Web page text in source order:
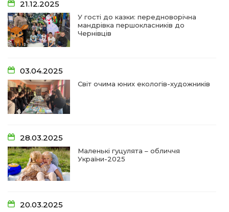
13:30
06 лип
Від прикордонної застави до Донбасу:
14:18
01 лип
09:31
28 чер
Творчі підсумки юних художників
09:28
28 чер
Довгопільський рок заради благодійності
09:20
28 чер
Проза Людмили Охріменко: про те, що і гріє, і
болить…
14:44 Рік невідомості та болю:
21.12.2025
У гості до казки: передноворічна
мандрівка першокласників до
Чернівців
03.04.2025
Світ очима юних екологів-художників
28.03.2025
Маленькі гуцулята – обличчя
України-2025
20.03.2025